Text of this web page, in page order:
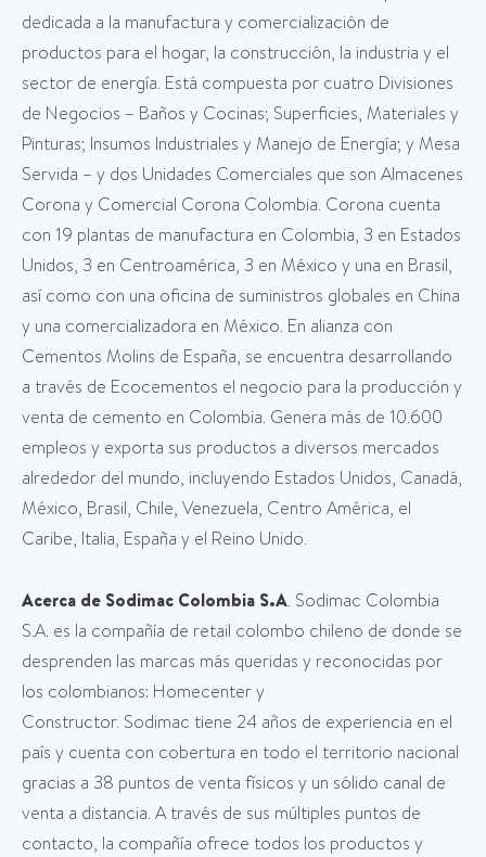
dedicada a la manufactura y comercialización de
productos para el hogar, la construcción, la industria y el
sector de energía. Está compuesta por cuatro Divisiones
de Negocios – Baños y Cocinas; Superficies, Materiales y
Pinturas; Insumos Industriales y Manejo de Energía; y Mesa
Servida – y dos Unidades Comerciales que son Almacenes
Corona y Comercial Corona Colombia. Corona cuenta
con 19 plantas de manufactura en Colombia, 3 en Estados
Unidos, 3 en Centroamérica, 3 en México y una en Brasil,
así como con una oficina de suministros globales en China
y una comercializadora en México. En alianza con
Cementos Molins de España, se encuentra desarrollando
a través de Ecocementos el negocio para la producción y
venta de cemento en Colombia. Genera más de 10.600
empleos y exporta sus productos a diversos mercados
alrededor del mundo, incluyendo Estados Unidos, Canadá,
México, Brasil, Chile, Venezuela, Centro América, el
Caribe, Italia, España y el Reino Unido.
Acerca de Sodimac Colombia S.A. Sodimac Colombia
S.A. es la compañía de retail colombo chileno de donde se
desprenden las marcas más queridas y reconocidas por
los colombianos: Homecenter y
Constructor. Sodimac tiene 24 años de experiencia en el
país y cuenta con cobertura en todo el territorio nacional
gracias a 38 puntos de venta físicos y un sólido canal de
venta a distancia. A través de sus múltiples puntos de
contacto, la compañía ofrece todos los productos y